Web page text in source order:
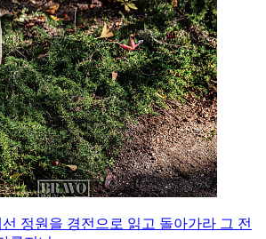
정원을 경전으로 읽고 돌아가라 그 전